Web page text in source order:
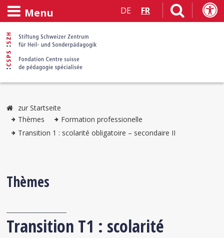
Menu DE FR
zur Startseite
Thèmes
Formation professionelle
Transition 1 : scolarité obligatoire – secondaire II
Thèmes
Transition T1 : scolarité